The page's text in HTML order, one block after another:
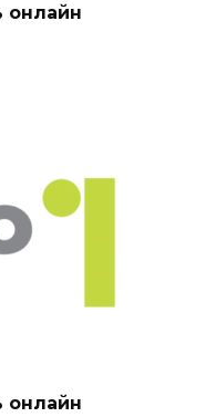
онлайн
онлайн